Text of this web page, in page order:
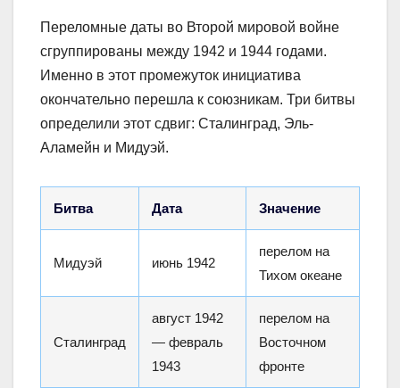
Переломные даты во Второй мировой войне
сгруппированы между 1942 и 1944 годами.
Именно в этот промежуток инициатива
окончательно перешла к союзникам. Три битвы
определили этот сдвиг: Сталинград, Эль-
Аламейн и Мидуэй.
Битва Дата Значение
Мидуэй июнь 1942
перелом на
Тихом океане
Сталинград
август 1942
— февраль
1943
перелом на
Восточном
фронте